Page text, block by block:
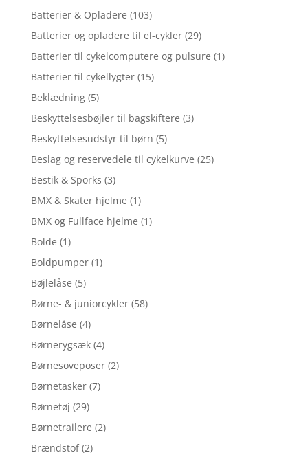
Batterier & Opladere (103)
Batterier og opladere til el-cykler (29)
Batterier til cykelcomputere og pulsure (1)
Batterier til cykellygter (15)
Beklædning (5)
Beskyttelsesbøjler til bagskiftere (3)
Beskyttelsesudstyr til børn (5)
Beslag og reservedele til cykelkurve (25)
Bestik & Sporks (3)
BMX & Skater hjelme (1)
BMX og Fullface hjelme (1)
Bolde (1)
Boldpumper (1)
Bøjlelåse (5)
Børne- & juniorcykler (58)
Børnelåse (4)
Børnerygsæk (4)
Børnesoveposer (2)
Børnetasker (7)
Børnetøj (29)
Børnetrailere (2)
Brændstof (2)